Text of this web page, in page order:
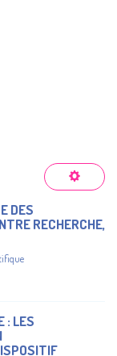
DES
RECHERCHE,
: LES